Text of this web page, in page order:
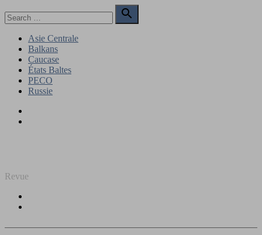
to
for:

Search
Asie Centrale
Balkans
Caucase
États Baltes
PECO
Russie
Revue